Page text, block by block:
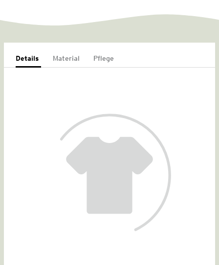
Details Material Pflege